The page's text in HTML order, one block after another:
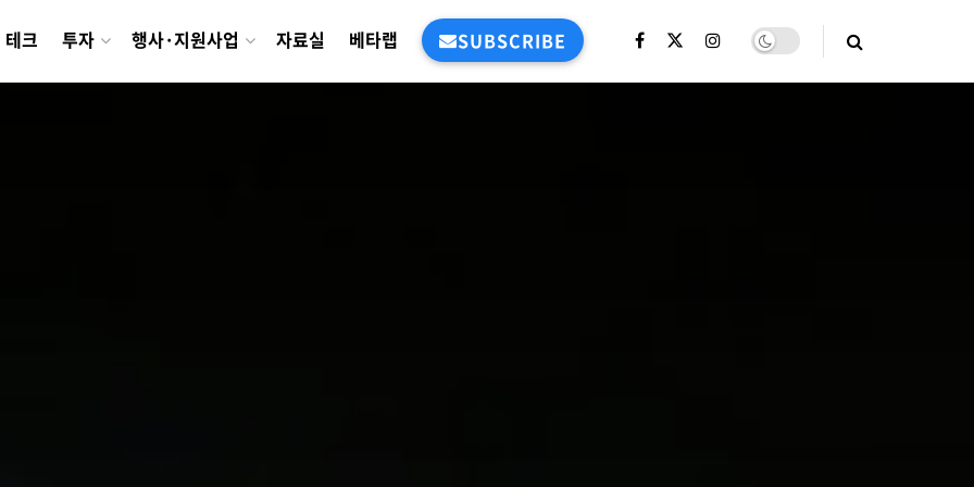
테크 투자 행사·지원사업 자료실 베타랩 SUBSCRIBE